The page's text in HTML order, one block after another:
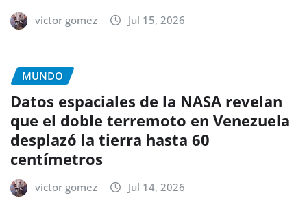
victor gomez Jul 15, 2026
MUNDO
Datos espaciales de la NASA revelan
que el doble terremoto en Venezuela
desplazó la tierra hasta 60
centímetros
victor gomez Jul 14, 2026